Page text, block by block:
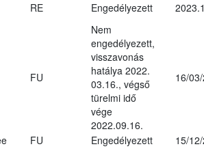
RE Engedélyezett
FU
Nem
engedélyezett,
visszavonás
hatálya 2022.
03.16., végső
türelmi idő
vége
2022.09.16.
16/
FU Engedélyezett
15/